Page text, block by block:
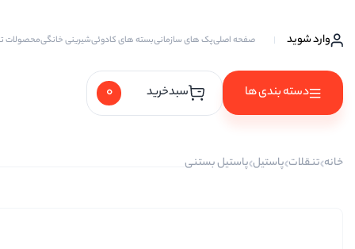
وارد شوید صفحه اصلیپک های سازمانیبسته های کادوئیشیرینی خانگیمحصولات
دسته بندی ها سبدخرید 0
خانه تنقلات پاستیل پاستیل بستنی